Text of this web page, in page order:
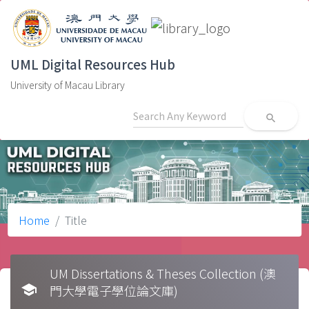
UML Digital Resources Hub
University of Macau Library
search
Home Title
school
UM Dissertations & Theses Collection (澳
門大學電子學位論文庫)